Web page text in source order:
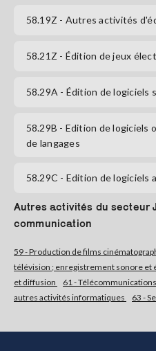
connecter
S'abonner
58.19Z - Autres activités
58.21Z - Édition de jeux
58.29A - Édition de logiciels
58.29B - Edition de logiciels
de langages
58.29C - Edition de logiciels
Autres activités du secteur
communication
59 - Production de films
télévision ; enregistrement sonore et
et diffusion
61 - Télécommunications
autres activités informatiques
63 -